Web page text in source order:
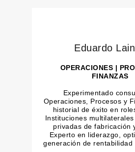
Eduardo
OPERACIONES |
FINANZAS
Experimentado
Operaciones, Procesos y
historial de éxito en
Instituciones
privadas de fabricación
Experto en liderazgo,
generación de rentabilidad